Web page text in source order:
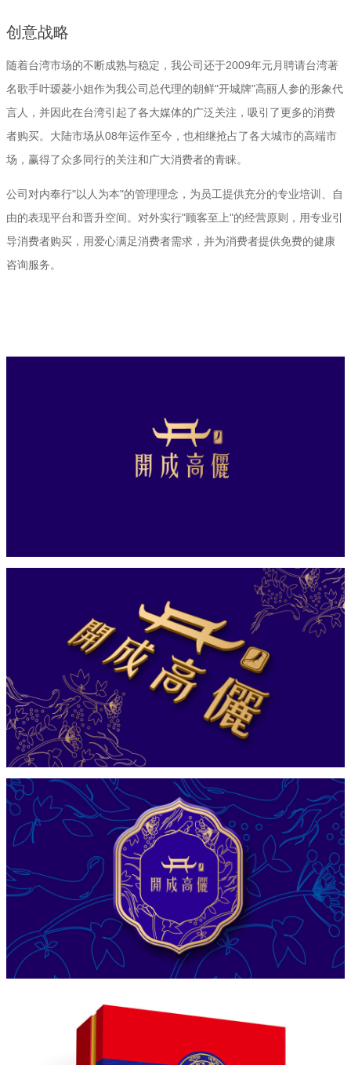
创意战略
随着台湾市场的不断成熟与稳定，我公司还于2009年元月聘请台湾著
名歌手叶瑷菱小姐作为我公司总代理的朝鲜"开城牌"高丽人参的形象代
言人，并因此在台湾引起了各大媒体的广泛关注，吸引了更多的消费
者购买。大陆市场从08年运作至今，也相继抢占了各大城市的高端市
场，赢得了众多同行的关注和广大消费者的青睐。
公司对内奉行"以人为本"的管理理念，为员工提供充分的专业培训、自
由的表现平台和晋升空间。对外实行"顾客至上"的经营原则，用专业引
导消费者购买，用爱心满足消费者需求，并为消费者提供免费的健康
咨询服务。